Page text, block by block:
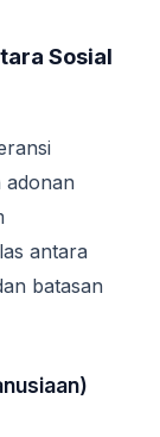
Sosial
adonan
antara
batasan